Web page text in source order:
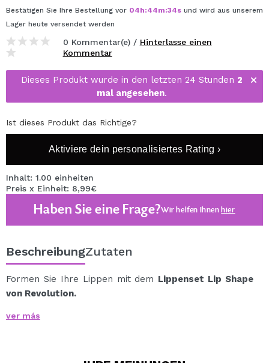
Bestätigen Sie Ihre Bestellung vor 04h:44m:34s und wird aus unserem
Lager heute versendet werden
0 Kommentar(e) / Hinterlasse einen
Kommentar
Dieses Produkt wurde in den letzten 24 Stunden 2
mal angesehen.
Ist dieses Produkt das Richtige?
Aktiviere dein personalisiertes Rating ›
Inhalt: 1.00 einheiten
Preis x Einheit: 8,99€
Haben Sie eine Frage?Wir helfen Ihnenhier
BeschreibungZutaten
Formen Sie Ihre Lippen mit dem Lippenset Lip Shape
von Revolution.
perfekte Lippen.
ver más